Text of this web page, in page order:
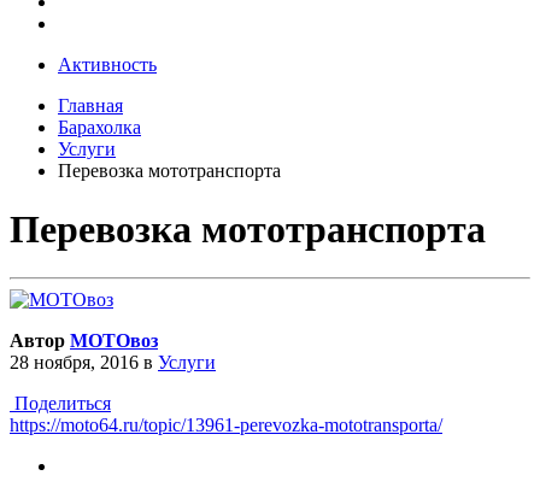
Активность
Главная
Барахолка
Услуги
Перевозка мототранспорта
Перевозка мототранспорта
Автор МОТОвоз
28 ноября, 2016 в Услуги
Поделиться
https://moto64.ru/topic/13961-perevozka-mototransporta/